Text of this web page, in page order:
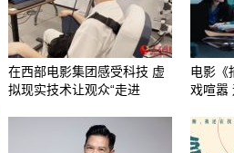
在西部电影集团感受科技 虚
拟现实技术让观众“走进
电影《
戏喧嚣